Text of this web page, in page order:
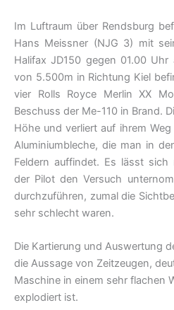
Im Luftraum über Rendsburg
Hans Meissner (NJG 3) mit
Halifax JD150 gegen 01.00
von 5.500m in Richtung Kiel
vier Rolls Royce Merlin XX
Beschuss der Me-110 in Brand.
Höhe und verliert auf ihrem
Aluminiumbleche, die man in
Feldern auffindet. Es lässt
der Pilot den Versuch
durchzuführen, zumal die
sehr schlecht waren.
Die Kartierung und Auswertung
die Aussage von Zeitzeugen,
Maschine in einem sehr flachen
explodiert ist.